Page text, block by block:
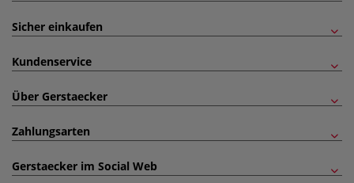
Sicher einkaufen
Kundenservice
Über Gerstaecker
Zahlungsarten
Gerstaecker im Social Web